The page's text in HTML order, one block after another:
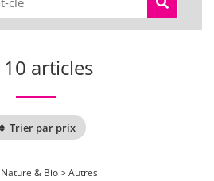
10 articles
Trier par prix
Nature & Bio > Autres